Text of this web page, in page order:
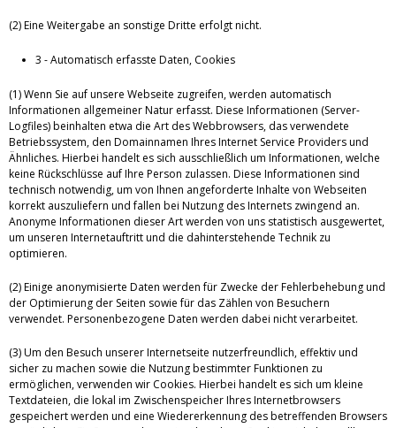
(2) Eine Weitergabe an sonstige Dritte erfolgt nicht.
3 - Automatisch erfasste Daten, Cookies
(1) Wenn Sie auf unsere Webseite zugreifen, werden automatisch
Informationen allgemeiner Natur erfasst. Diese Informationen (Server-
Logfiles) beinhalten etwa die Art des Webbrowsers, das verwendete
Betriebssystem, den Domainnamen Ihres Internet Service Providers und
Ähnliches. Hierbei handelt es sich ausschließlich um Informationen, welche
keine Rückschlüsse auf Ihre Person zulassen. Diese Informationen sind
technisch notwendig, um von Ihnen angeforderte Inhalte von Webseiten
korrekt auszuliefern und fallen bei Nutzung des Internets zwingend an.
Anonyme Informationen dieser Art werden von uns statistisch ausgewertet,
um unseren Internetauftritt und die dahinterstehende Technik zu
optimieren.
(2) Einige anonymisierte Daten werden für Zwecke der Fehlerbehebung und
der Optimierung der Seiten sowie für das Zählen von Besuchern
verwendet. Personenbezogene Daten werden dabei nicht verarbeitet.
(3) Um den Besuch unserer Internetseite nutzerfreundlich, effektiv und
sicher zu machen sowie die Nutzung bestimmter Funktionen zu
ermöglichen, verwenden wir Cookies. Hierbei handelt es sich um kleine
Textdateien, die lokal im Zwischenspeicher Ihres Internetbrowsers
gespeichert werden und eine Wiedererkennung des betreffenden Browsers